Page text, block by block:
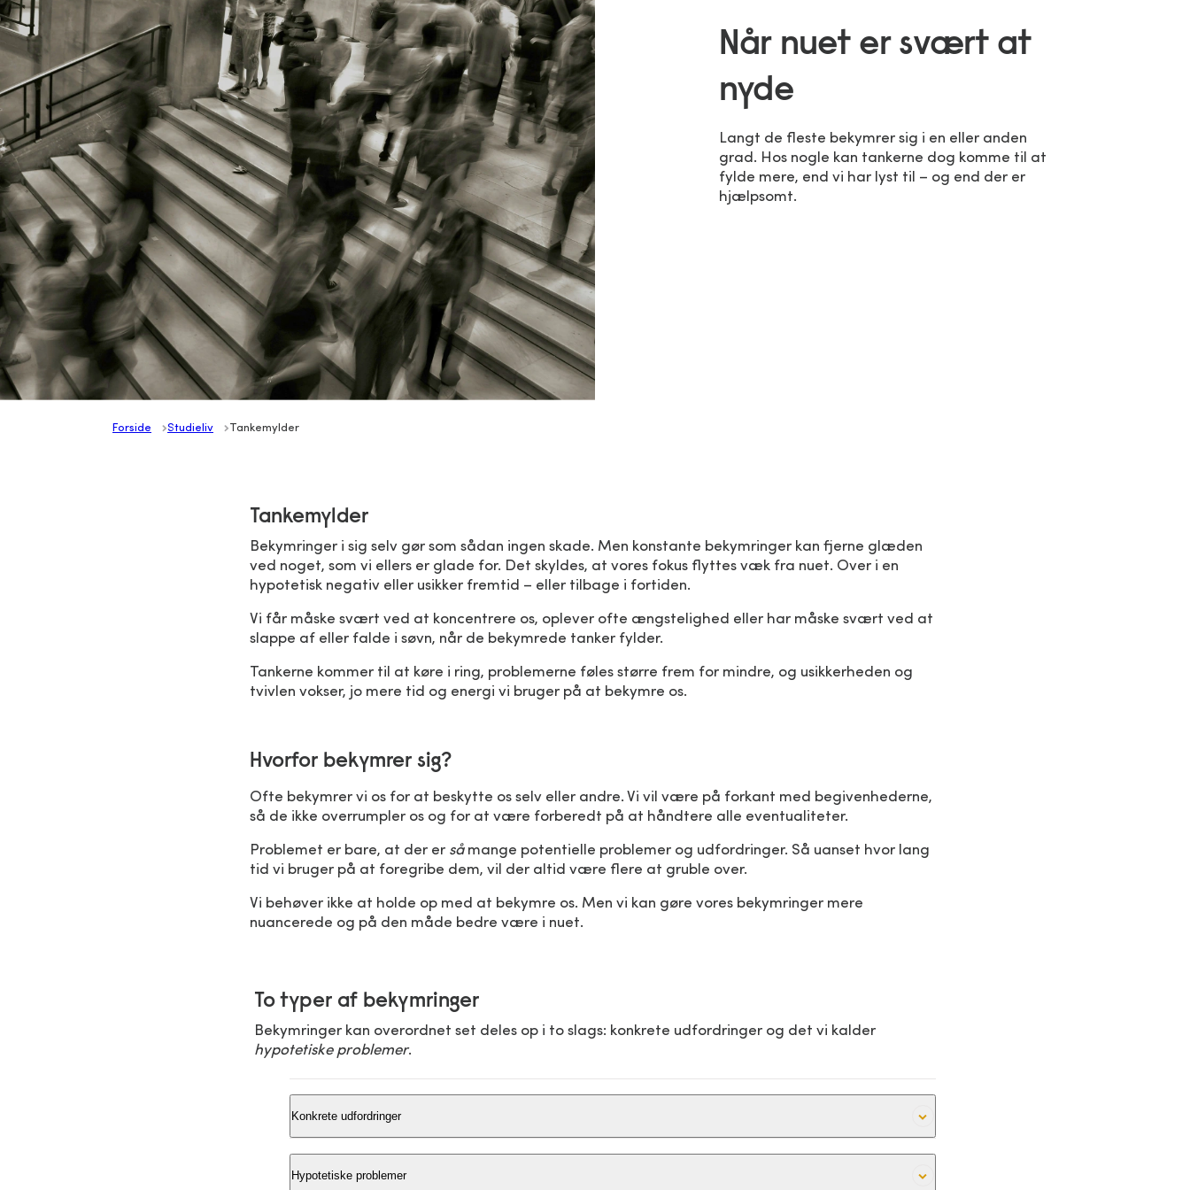
Når nuet er svært at
nyde
Langt de fleste bekymrer sig i en eller anden
grad. Hos nogle kan tankerne dog komme til at
fylde mere, end vi har lyst til – og end der er
hjælpsomt.
Forside Studieliv Tankemylder
Tankemylder
Bekymringer i sig selv gør som sådan ingen skade. Men konstante bekymringer kan fjerne glæden
ved noget, som vi ellers er glade for. Det skyldes, at vores fokus flyttes væk fra nuet. Over i en
hypotetisk negativ eller usikker fremtid – eller tilbage i fortiden.
Vi får måske svært ved at koncentrere os, oplever ofte ængstelighed eller har måske svært ved at
slappe af eller falde i søvn, når de bekymrede tanker fylder.
Tankerne kommer til at køre i ring, problemerne føles større frem for mindre, og usikkerheden og
tvivlen vokser, jo mere tid og energi vi bruger på at bekymre os.
Hvorfor bekymrer sig?
Ofte bekymrer vi os for at beskytte os selv eller andre. Vi vil være på forkant med begivenhederne,
så de ikke overrumpler os og for at være forberedt på at håndtere alle eventualiteter.
Problemet er bare, at der er såmange potentielle problemer og udfordringer. Så uanset hvor lang
tid vi bruger på at foregribe dem, vil der altid være flere at gruble over.
Vi behøver ikke at holde op med at bekymre os. Men vi kan gøre vores bekymringer mere
nuancerede og på den måde bedre være i nuet.
To typer af bekymringer
Bekymringer kan overordnet set deles op i to slags: konkrete udfordringer og det vi kalder
hypotetiske problemer.
Konkrete udfordringer
Konkrete udfordringer er praktiske problemer, som kan løses nu eller i nær
Hypotetiske problemer